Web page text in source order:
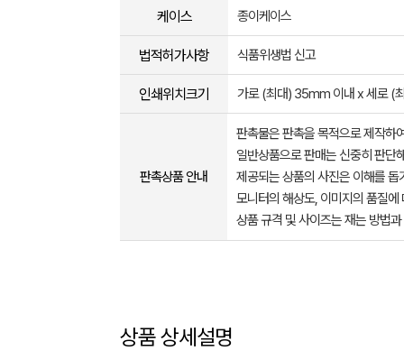
케이스 종이케이스
법적허가사항 식품위생법 신고
인쇄위치크기 가로 (최대) 35mm 이내 x 세로 (
판촉상품 안내
판촉물은 판촉을 목적으로 제작하
일반상품으로 판매는 신중히 판단
제공되는 상품의 사진은 이해를
모니터의 해상도, 이미지의 품질
상품 규격 및 사이즈는 재는 방법
상품 상세설명